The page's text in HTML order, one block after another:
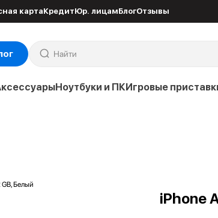
картаКредитЮр. лицамБлогОтзывы
Ноутбуки и ПКИгровые
GB, Белый
iPhone